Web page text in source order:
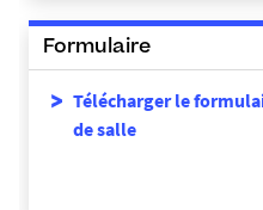
Formulaire
Télécharger le
de salle